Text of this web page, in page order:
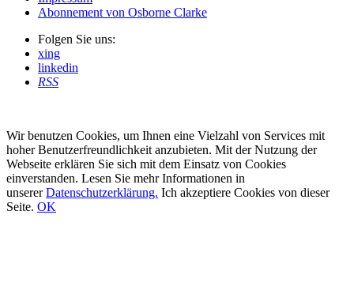
Abonnement von Osborne Clarke
Folgen Sie uns:
xing
linkedin
RSS
Wir benutzen Cookies, um Ihnen eine Vielzahl von Services mit
hoher Benutzerfreundlichkeit anzubieten. Mit der Nutzung der
Webseite erklären Sie sich mit dem Einsatz von Cookies
einverstanden. Lesen Sie mehr Informationen in
unsererDatenschutzerklärung. Ich akzeptiere Cookies von dieser
Seite. OK